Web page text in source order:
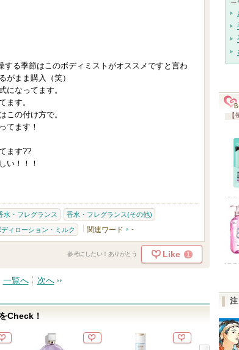
する季節はこのボディミストがオススメですと言わ
がまま購入（笑）
になってます。
ます。
この付け方で。
てます！
ます??
い！！！
水・フレグランス 香水・フレグランス(その他)
ディローション・ミルク 関連ワード -
参考にしたい！ありがとう Like 1
一覧へ 次へ
Check！